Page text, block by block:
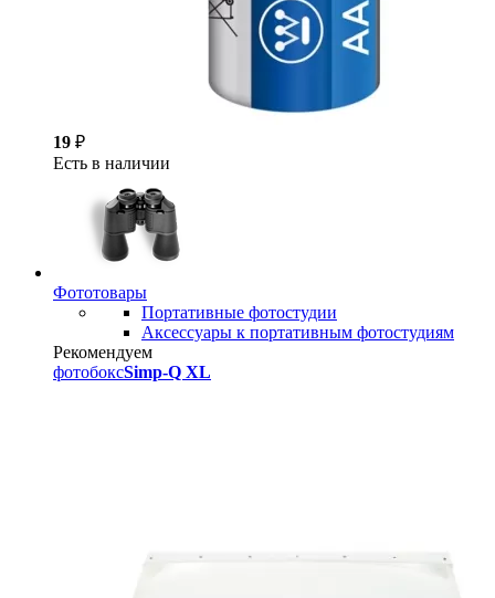
19 ₽
Есть в наличии
Фототовары
Портативные фотостудии
Аксессуары к портативным фотостудиям
Рекомендуем
фотобоксSimp-Q XL